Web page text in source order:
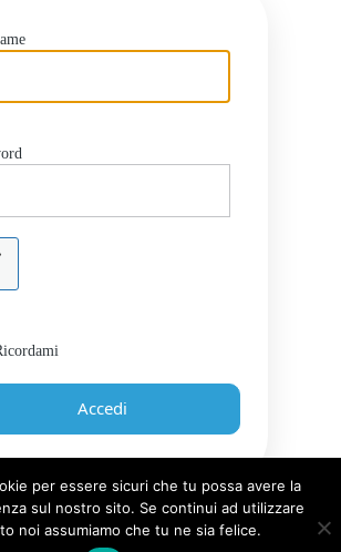
dimenticata?
per essere sicuri che tu possa avere la
sul nostro sito. Se continui ad utilizzare
noi assumiamo che tu ne sia felice.